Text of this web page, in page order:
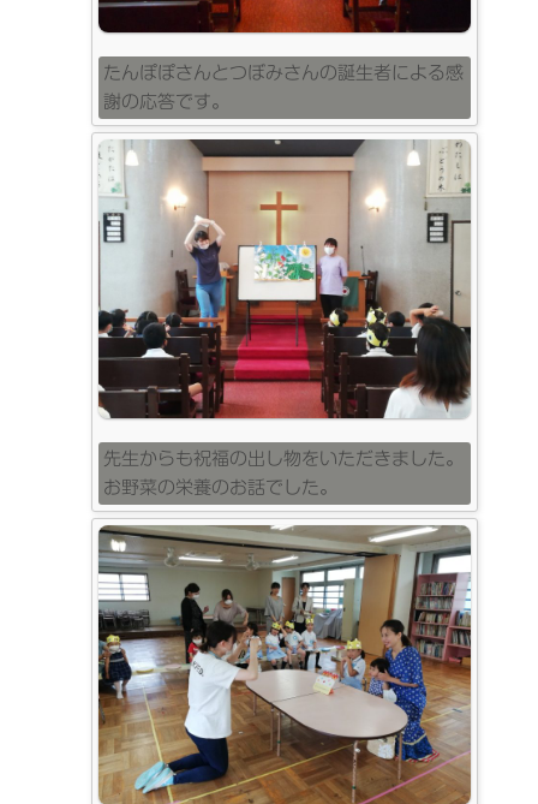
たんぽぽさんとつぼみさんの誕生者による感
謝の応答です。
先生からも祝福の出し物をいただきました。
お野菜の栄養のお話でした。